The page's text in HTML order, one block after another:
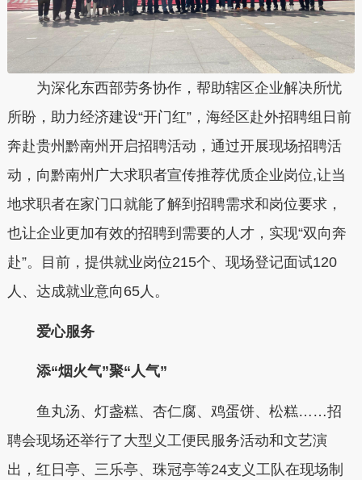
为深化东西部劳务协作，帮助辖区企业解决所忧
所盼，助力经济建设“开门红”，海经区赴外招聘组日前
奔赴贵州黔南州开启招聘活动，通过开展现场招聘活
动，向黔南州广大求职者宣传推荐优质企业岗位,让当
地求职者在家门口就能了解到招聘需求和岗位要求，
也让企业更加有效的招聘到需要的人才，实现“双向奔
赴”。目前，提供就业岗位215个、现场登记面试120
人、达成就业意向65人。
爱心服务
添“烟火气”聚“人气”
鱼丸汤、灯盏糕、杏仁腐、鸡蛋饼、松糕……招
聘会现场还举行了大型义工便民服务活动和文艺演
出，红日亭、三乐亭、珠冠亭等24支义工队在现场制